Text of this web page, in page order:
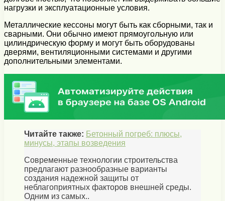
нагрузки и эксплуатационные условия.
Металлические кессоны могут быть как сборными, так и
сварными. Они обычно имеют прямоугольную или
цилиндрическую форму и могут быть оборудованы
дверями, вентиляционными системами и другими
дополнительными элементами.
Читайте также: Бетонный погреб: плюсы,
минусы, этапы возведения
Современные технологии строительства
предлагают разнообразные варианты
создания надежной защиты от
неблагоприятных факторов внешней среды.
Одним из самых..